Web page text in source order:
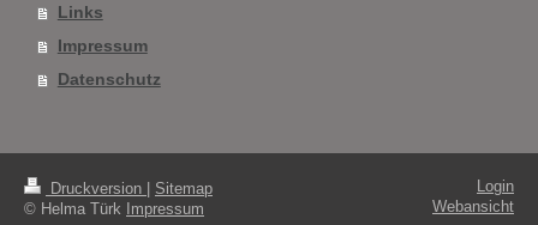
Links
Impressum
Datenschutz
Druckversion
Sitemap
© Helma Türk
Impressum
Login
Webansicht